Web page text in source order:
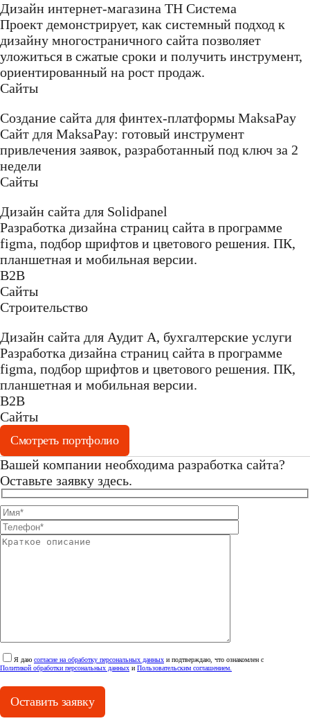
Дизайн интернет-магазина ТН Система
Проект демонстрирует, как системный подход к
дизайну многостраничного сайта позволяет
уложиться в сжатые сроки и получить инструмент,
ориентированный на рост продаж.
Сайты
Создание сайта для финтех-платформы MaksaPay
Сайт для MaksaPay: готовый инструмент
привлечения заявок, разработанный под ключ за 2
недели
Сайты
Дизайн сайта для Solidpanel
Разработка дизайна страниц сайта в программе
figma, подбор шрифтов и цветового решения. ПК,
планшетная и мобильная версии.
B2B
Сайты
Строительство
Дизайн сайта для Аудит А, бухгалтерские услуги
Разработка дизайна страниц сайта в программе
figma, подбор шрифтов и цветового решения. ПК,
планшетная и мобильная версии.
B2B
Сайты
Смотреть портфолио
Вашей компании необходима разработка сайта?
Оставьте заявку здесь.
Я даю согласие на обработку персональных данных и подтверждаю, что ознакомлен с
Политикой обработки персональных данных и Пользовательским соглашением.
Оставить заявку